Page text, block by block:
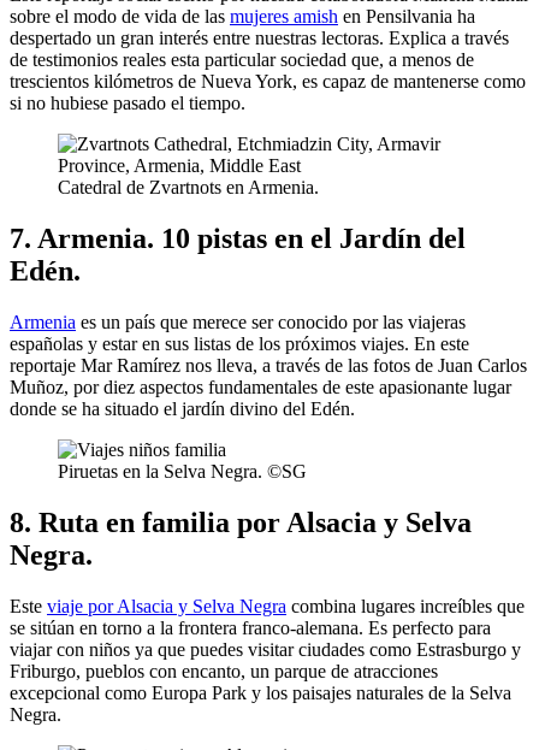
sobre el modo de vida de las mujeres amish en Pensilvania ha
despertado un gran interés entre nuestras lectoras. Explica a través
de testimonios reales esta particular sociedad que, a menos de
trescientos kilómetros de Nueva York, es capaz de mantenerse como
si no hubiese pasado el tiempo.
Catedral de Zvartnots en Armenia.
7. Armenia. 10 pistas en el Jardín del
Edén.
Armenia es un país que merece ser conocido por las viajeras
españolas y estar en sus listas de los próximos viajes. En este
reportaje Mar Ramírez nos lleva, a través de las fotos de Juan Carlos
Muñoz, por diez aspectos fundamentales de este apasionante lugar
donde se ha situado el jardín divino del Edén.
Piruetas en la Selva Negra. ©SG
8. Ruta en familia por Alsacia y Selva
Negra.
Este viaje por Alsacia y Selva Negra combina lugares increíbles que
se sitúan en torno a la frontera franco-alemana. Es perfecto para
viajar con niños ya que puedes visitar ciudades como Estrasburgo y
Friburgo, pueblos con encanto, un parque de atracciones
excepcional como Europa Park y los paisajes naturales de la Selva
Negra.